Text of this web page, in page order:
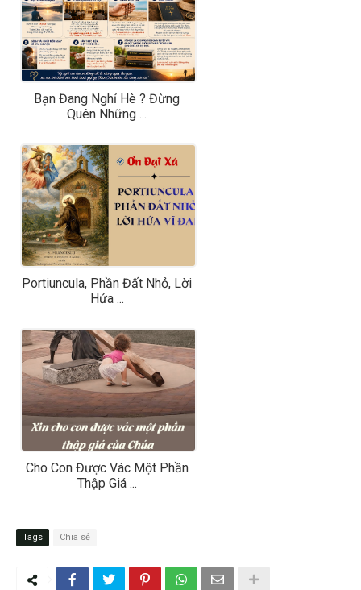
Bạn Đang Nghỉ Hè ? Đừng
Quên Những ...
Portiuncula, Phần Đất Nhỏ, Lời
Hứa ...
Cho Con Được Vác Một Phần
Thập Giá ...
Tags Chia sẻ